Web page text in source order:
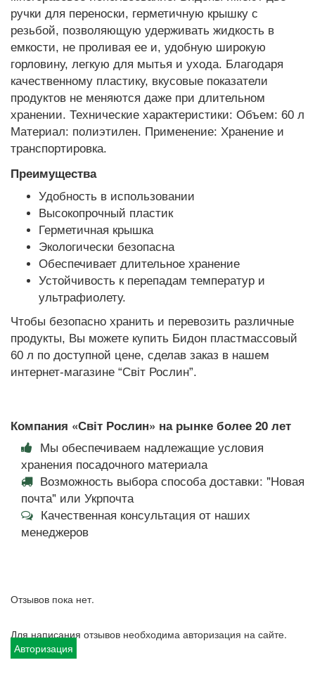
ручки для переноски, герметичную крышку с
резьбой, позволяющую удерживать жидкость в
емкости, не проливая ее и, удобную широкую
горловину, легкую для мытья и ухода. Благодаря
качественному пластику, вкусовые показатели
продуктов не меняются даже при длительном
хранении. Технические характеристики: Объем: 60 л
Материал: полиэтилен. Применение: Хранение и
транспортировка.
Преимущества
Удобность в использовании
Высокопрочный пластик
Герметичная крышка
Экологически безопасна
Обеспечивает длительное хранение
Устойчивость к перепадам температур и
ультрафиолету.
Чтобы безопасно хранить и перевозить различные
продукты, Вы можете купить Бидон пластмассовый
60 л по доступной цене, сделав заказ в нашем
интернет-магазине “Світ Рослин”.
Компания «Світ Рослин» на рынке более 20 лет
Мы обеспечиваем надлежащие условия
хранения посадочного материала
Возможность выбора способа доставки: "Новая
почта" или Укрпочта
Качественная консультация от наших
менеджеров
Отзывов пока нет.
Для написания отзывов необходима авторизация на сайте.
Авторизация